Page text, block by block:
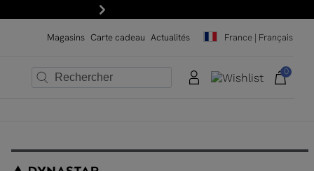
Suivant
Magasins Carte cadeau Actualités France | Français
0